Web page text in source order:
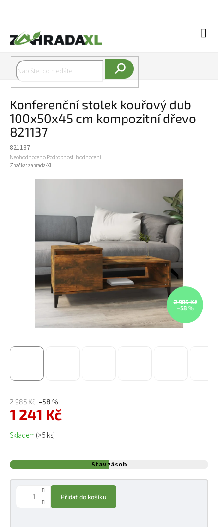
Konferenční stolek kouřový dub
100x50x45 cm kompozitní dřevo
821137
821137
Průměrné hodnocení produktu je 0,0 z 5 hvězdiček.
NeohodnocenoPodrobnosti hodnocení
Značka: zahrada-XL
2 985 Kč
–58 %
2 985 Kč –58 %
1 241 Kč
Měrná cena:
Skladem (>5 ks)
Stav zásob
Přidat do košíku